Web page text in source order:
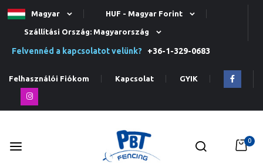
Magyar HUF - Magyar Forint
Szállítási Ország: Magyarország
Felvennéd a kapcsolatot velünk? +36-1-329-0683
Felhasználói Fiókom Kapcsolat GYIK
0